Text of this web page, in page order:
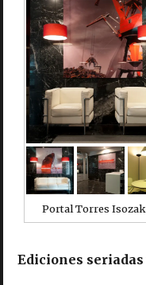
Portal Torres
Ediciones